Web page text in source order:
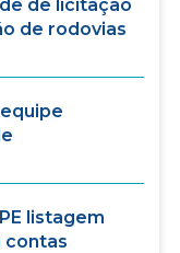
de licitação
de rodovias
listagem
contas